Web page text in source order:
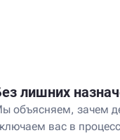
лишних
объясняем, зачем
вас в